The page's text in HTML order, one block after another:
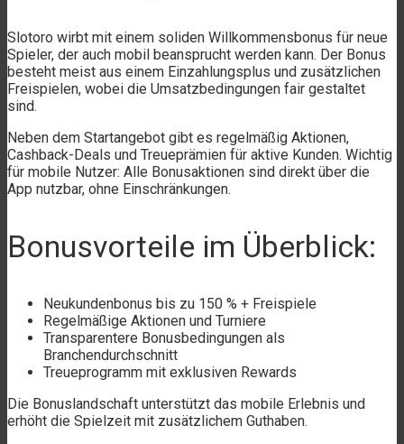
Slotoro wirbt mit einem soliden Willkommensbonus für neue
Spieler, der auch mobil beansprucht werden kann. Der Bonus
besteht meist aus einem Einzahlungsplus und zusätzlichen
Freispielen, wobei die Umsatzbedingungen fair gestaltet
sind.
Neben dem Startangebot gibt es regelmäßig Aktionen,
Cashback-Deals und Treueprämien für aktive Kunden. Wichtig
für mobile Nutzer: Alle Bonusaktionen sind direkt über die
App nutzbar, ohne Einschränkungen.
Bonusvorteile im Überblick:
Neukundenbonus bis zu 150 % + Freispiele
Regelmäßige Aktionen und Turniere
Transparentere Bonusbedingungen als
Branchendurchschnitt
Treueprogramm mit exklusiven Rewards
Die Bonuslandschaft unterstützt das mobile Erlebnis und
erhöht die Spielzeit mit zusätzlichem Guthaben.